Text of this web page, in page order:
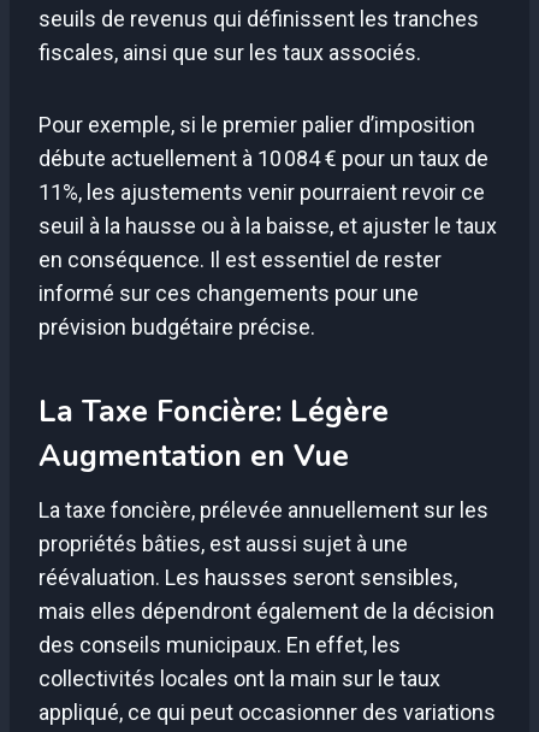
seuils de revenus qui définissent les tranches
fiscales, ainsi que sur les taux associés.
Pour exemple, si le premier palier d’imposition
débute actuellement à 10 084 € pour un taux de
11%, les ajustements venir pourraient revoir ce
seuil à la hausse ou à la baisse, et ajuster le taux
en conséquence. Il est essentiel de rester
informé sur ces changements pour une
prévision budgétaire précise.
La Taxe Foncière: Légère
Augmentation en Vue
La taxe foncière, prélevée annuellement sur les
propriétés bâties, est aussi sujet à une
réévaluation. Les hausses seront sensibles,
mais elles dépendront également de la décision
des conseils municipaux. En effet, les
collectivités locales ont la main sur le taux
appliqué, ce qui peut occasionner des variations